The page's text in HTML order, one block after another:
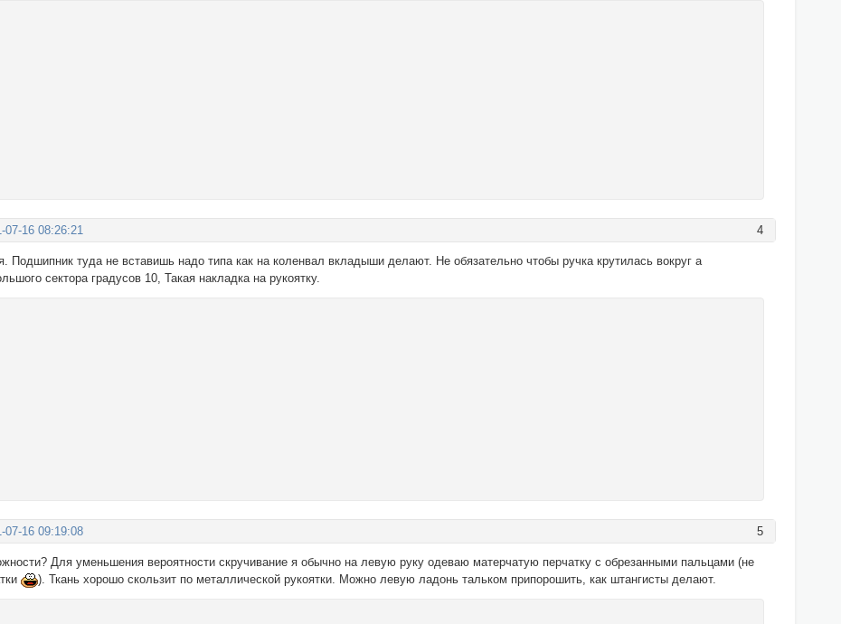
4
07-16 08:26:21
Подшипник туда не вставишь надо типа как на коленвал вкладыши делают. Не обязательно чтобы ручка крутилась вокруг а
сектора градусов 10, Такая накладка на рукоятку.
5
07-16 09:19:08
Для уменьшения вероятности скручивание я обычно на левую руку одеваю матерчатую перчатку с обрезанными пальцами (не
). Ткань хорошо скользит по металлической рукоятки. Можно левую ладонь тальком припорошить, как штангисты делают.